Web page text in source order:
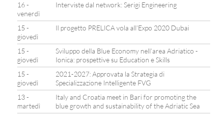
16 -
venerdì
Interviste dal network: Serigi Engineering
15 -
giovedì
Il progetto PRELICA vola all’Expo 2020 Dubai
15 -
giovedì
Sviluppo della Blue Economy nell’area Adriatico -
Ionica: prospettive su Education e Skills
15 -
giovedì
2021-2027: Approvata la Strategia di
Specializzazione Intelligente FVG
13 -
martedì
Italy and Croatia meet in Bari for promoting the
blue growth and sustainability of the Adriatic Sea